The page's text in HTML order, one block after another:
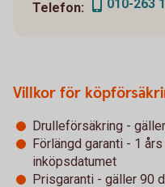
Telefon: 010-263
Villkor för
Drulleförsäkring -
Förlängd garanti - 1
inköpsdatumet
Prisgaranti - gäller 90